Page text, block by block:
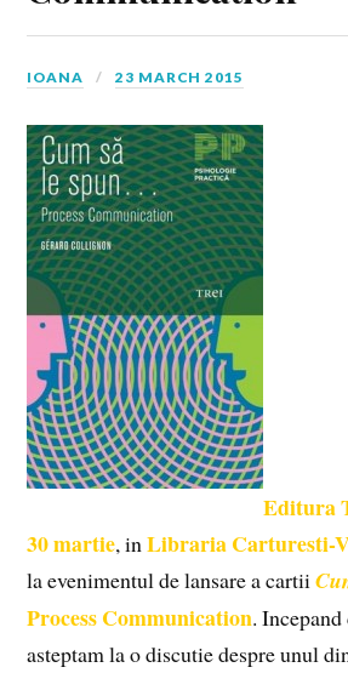
IOANA 23 MARCH 2015
Editura
30 martie, in Libraria Carturesti-
la evenimentul de lansare a cartii
Process Communication.
asteptam la o discutie despre unul